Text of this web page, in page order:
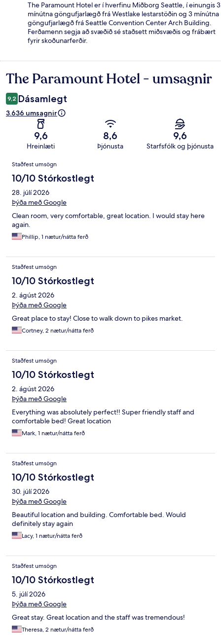
The Paramount Hotel er í hverfinu Miðborg Seattle, í einungis 3
mínútna göngufjarlægð frá Westlake lestarstöðin og 3 mínútna
göngufjarlægð frá Seattle Convention Center Arch Building.
Ferðamenn segja að svæðið sé staðsett miðsvæðis og frábært
fyrir skoðunarferðir.
Umsagnir
The Paramount Hotel - umsagnir
9,2 Dásamlegt
3.636 umsagnir
9,6
Hreinlæti
8,6
Þjónusta
9,6
Starfsfólk og þjónusta
Umsagnir
Staðfest umsögn
10/10 Stórkostlegt
28. júlí 2026
Þýða með Google
Clean room, very comfortable, great location. I would stay here
again.
Phillip, 1 nætur/nátta ferð
Staðfest umsögn
10/10 Stórkostlegt
2. ágúst 2026
Þýða með Google
Great place to stay! Close to walk down to pikes market.
Cortney, 2 nætur/nátta ferð
Staðfest umsögn
10/10 Stórkostlegt
2. ágúst 2026
Þýða með Google
Everything was absolutely perfect!! Super friendly staff and
comfortable bed! Great location
Mark, 1 nætur/nátta ferð
Staðfest umsögn
10/10 Stórkostlegt
30. júlí 2026
Þýða með Google
Beautiful location and building. Comfortable bed. Would
definitely stay again
Lacy, 1 nætur/nátta ferð
Staðfest umsögn
10/10 Stórkostlegt
5. júlí 2026
Þýða með Google
Great stay. Great location and the staff was tremendous!
Theresa, 2 nætur/nátta ferð